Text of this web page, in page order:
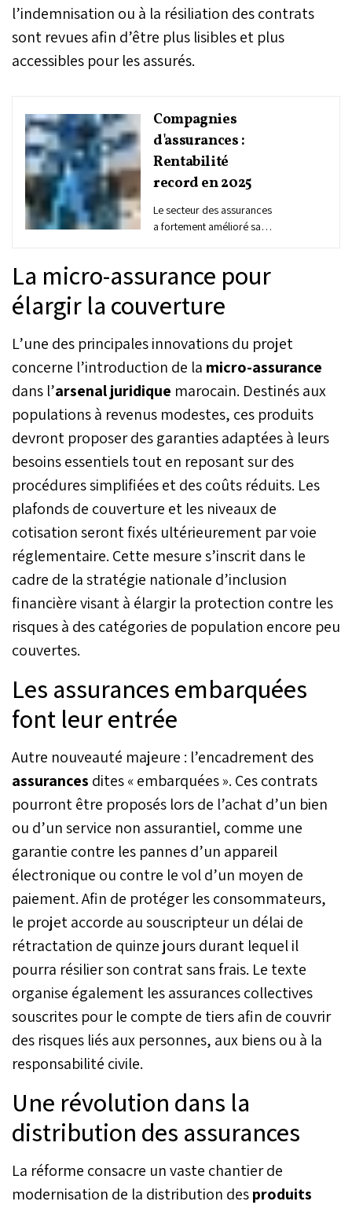
l’indemnisation ou à la résiliation des contrats
sont revues afin d’être plus lisibles et plus
accessibles pour les assurés.
Compagnies
d'assurances :
Rentabilité
record en 2025
Le secteur des assurances
a fortement amélioré sa
19,1% pour atteindre 5,7
milliards de DH, porté par
la hausse des revenus de
dynamique de l’activité. Le
rendement des fonds
propres s’est ainsi établi à
11,2%, contre 9,9% un an
auparavant.
La micro-assurance pour
élargir la couverture
L’une des principales innovations du projet
concerne l’introduction de la micro-assurance
dans l’arsenal juridique marocain. Destinés aux
populations à revenus modestes, ces produits
devront proposer des garanties adaptées à leurs
besoins essentiels tout en reposant sur des
procédures simplifiées et des coûts réduits. Les
plafonds de couverture et les niveaux de
cotisation seront fixés ultérieurement par voie
réglementaire. Cette mesure s’inscrit dans le
cadre de la stratégie nationale d’inclusion
financière visant à élargir la protection contre les
risques à des catégories de population encore peu
couvertes.
Les assurances embarquées
font leur entrée
Autre nouveauté majeure : l’encadrement des
assurances dites « embarquées ». Ces contrats
pourront être proposés lors de l’achat d’un bien
ou d’un service non assurantiel, comme une
garantie contre les pannes d’un appareil
électronique ou contre le vol d’un moyen de
paiement. Afin de protéger les consommateurs,
le projet accorde au souscripteur un délai de
rétractation de quinze jours durant lequel il
pourra résilier son contrat sans frais. Le texte
organise également les assurances collectives
souscrites pour le compte de tiers afin de couvrir
des risques liés aux personnes, aux biens ou à la
responsabilité civile.
Une révolution dans la
distribution des assurances
La réforme consacre un vaste chantier de
modernisation de la distribution desproduits